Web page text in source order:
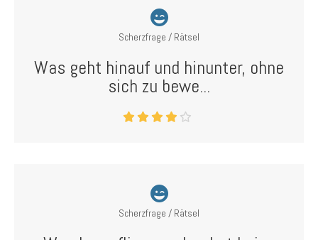
Scherzfrage / Rätsel
Was geht hinauf und hinunter, ohne
sich zu bewe...
Scherzfrage / Rätsel